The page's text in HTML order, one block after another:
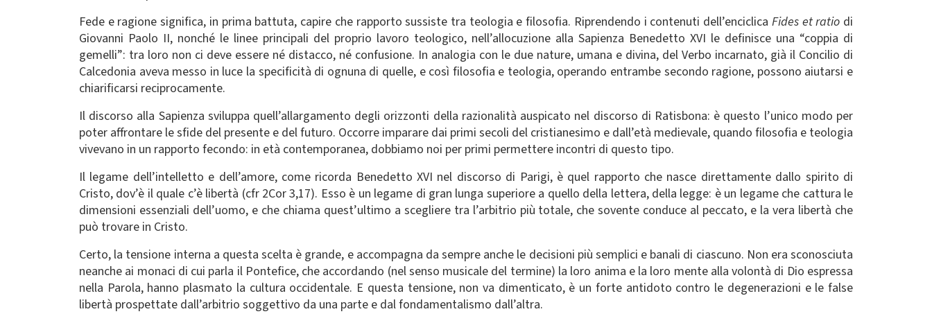
Fede e ragione significa, in prima battuta, capire che rapporto sussiste tra teologia e filosofia. Riprendendo i contenuti dell’enciclica Fides et ratio di
Giovanni Paolo II, nonché le linee principali del proprio lavoro teologico, nell’allocuzione alla Sapienza Benedetto XVI le definisce una “coppia di
gemelli”: tra loro non ci deve essere né distacco, né confusione. In analogia con le due nature, umana e divina, del Verbo incarnato, già il Concilio di
Calcedonia aveva messo in luce la specificità di ognuna di quelle, e così filosofia e teologia, operando entrambe secondo ragione, possono aiutarsi e
chiarificarsi reciprocamente.
Il discorso alla Sapienza sviluppa quell’allargamento degli orizzonti della razionalità auspicato nel discorso di Ratisbona: è questo l’unico modo per
poter affrontare le sfide del presente e del futuro. Occorre imparare dai primi secoli del cristianesimo e dall’età medievale, quando filosofia e teologia
vivevano in un rapporto fecondo: in età contemporanea, dobbiamo noi per primi permettere incontri di questo tipo.
Il legame dell’intelletto e dell’amore, come ricorda Benedetto XVI nel discorso di Parigi, è quel rapporto che nasce direttamente dallo spirito di
Cristo, dov’è il quale c’è libertà (cfr 2Cor 3,17). Esso è un legame di gran lunga superiore a quello della lettera, della legge: è un legame che cattura le
dimensioni essenziali dell’uomo, e che chiama quest’ultimo a scegliere tra l’arbitrio più totale, che sovente conduce al peccato, e la vera libertà che
può trovare in Cristo.
Certo, la tensione interna a questa scelta è grande, e accompagna da sempre anche le decisioni più semplici e banali di ciascuno. Non era sconosciuta
neanche ai monaci di cui parla il Pontefice, che accordando (nel senso musicale del termine) la loro anima e la loro mente alla volontà di Dio espressa
nella Parola, hanno plasmato la cultura occidentale. E questa tensione, non va dimenticato, è un forte antidoto contro le degenerazioni e le false
libertà prospettate dall’arbitrio soggettivo da una parte e dal fondamentalismo dall’altra.